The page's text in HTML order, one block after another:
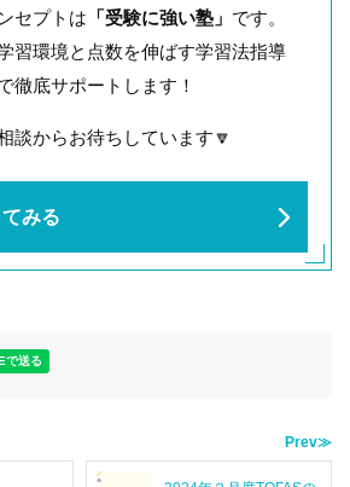
セプトは 「受験に強い塾」 です。
習環境と点数を伸ばす学習法指導
徹底サポートします！
談からお待ちしています🔽
みる
Prev≫